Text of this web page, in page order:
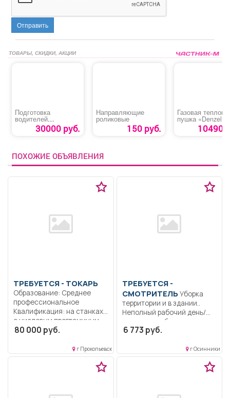
Отправить
ТОВАРЫ, СКИДКИ, АКЦИИ
Подготовка
водителей
карьерного
самосвала30000 руб.
Направляющие
роликовые
150 руб.
Газовая
пушка «Denzel
30» 10490
ПОХОЖИЕ ОБЪЯВЛЕНИЯ
ТРЕБУЕТСЯ - ТОКАРЬ
Образование: Среднее
профессиональное
Квалификация: на станках
с числовым программным...
80 000 руб.
г Прокопьевск
ТРЕБУЕТСЯ -
СМОТРИТЕЛЬ
территории и в здании..
Неполный рабочий день/
неполная рабочая...
6 773 руб.
г Осинники